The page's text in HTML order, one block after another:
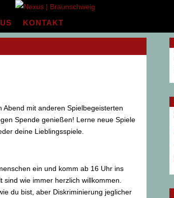
KONTAKT
mit anderen Spielbegeisterten
Spende genießen! Lerne neue Spiele
deine Lieblingsspiele.
ein und komm ab 16 Uhr ins
wie immer herzlich willkommen.
du bist, aber Diskriminierung jeglicher